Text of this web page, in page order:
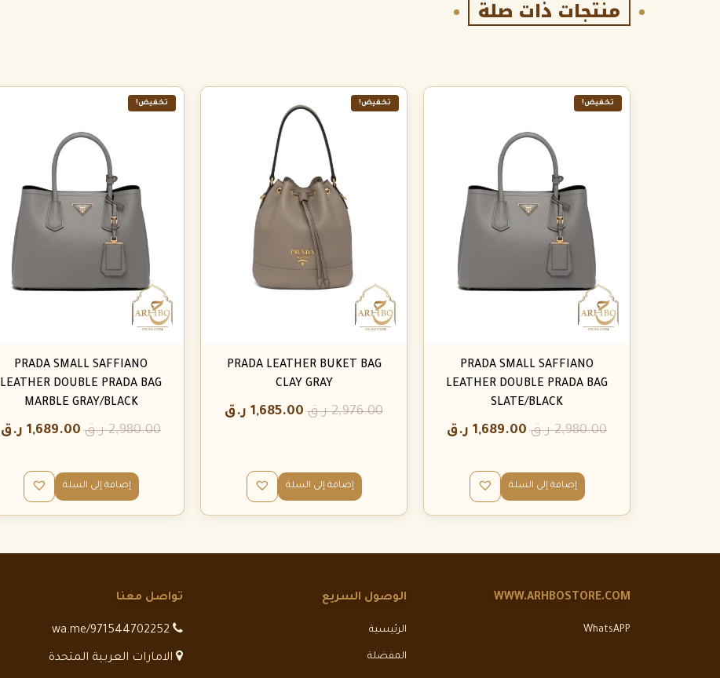
منتجات ذات صلة
تخفيض!
PRADA SMALL SAFFIANO
LEATHER DOUBLE PRADA BAG
SLATE/BLACK
2,980.00 ر.ق 1,689.00 ر.ق
إضافة إلى السلة
تخفيض!
PRADA LEATHER BUKET BAG
CLAY GRAY
2,976.00 ر.ق 1,685.00 ر.ق
إضافة إلى السلة
تخفيض!
PRADA SMALL SAFFIANO
LEATHER DOUBLE PRADA BAG
MARBLE GRAY/BLACK
2,980.00 ر.ق 1,689.00 ر.ق
إضافة إلى السلة
WWW.ARHBOSTORE.COM
WhatsAPP
الوصول السريع
الرئيسية
المفضلة
تواصل معنا
الامارات العربية المتحدة